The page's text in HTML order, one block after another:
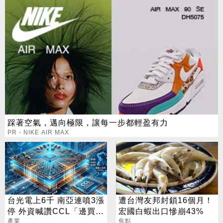
踩著空氣，邁向極限，讓每一步都輕盈有力
PR・NIKE AIR MAX
台光電上6千 南亞連噴3漲
停 外資喊讚CCL「邊買邊
產業
遭台灣友邦封鎖16個月！
宏國白蝦出口慘崩43%
焦點